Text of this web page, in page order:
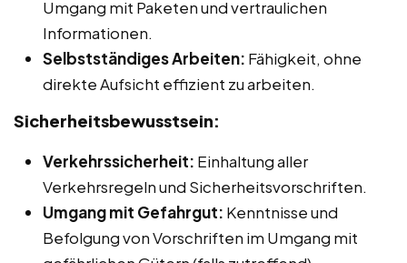
Umgang mit Paketen und vertraulichen
Informationen.
Selbstständiges Arbeiten: Fähigkeit, ohne
direkte Aufsicht effizient zu arbeiten.
Sicherheitsbewusstsein:
Verkehrssicherheit: Einhaltung aller
Verkehrsregeln und Sicherheitsvorschriften.
Umgang mit Gefahrgut: Kenntnisse und
Befolgung von Vorschriften im Umgang mit